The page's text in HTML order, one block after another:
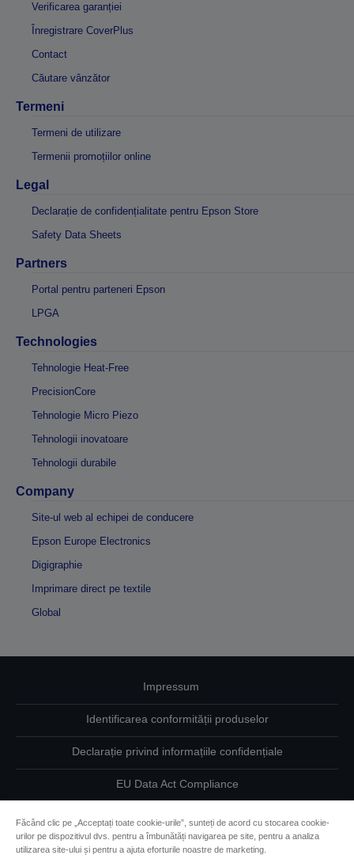
Verificarea garanției
Înregistrare CoverPlus
Contact
Căutare vânzător
Termeni
Termeni de utilizare
Termenii promoțiilor online
Legal
Declarație de confidențialitate pentru Epson Store
Safety Data Sheets
Partners
Portal pentru parteneri Epson
LPGA
Technologies
Tehnologie Heat-Free
PrecisionCore
Tehnologie Micro Piezo
Tehnologii inovatoare
Tehnologii durabile
Company
Site-ul web al echipei de conducere
Epson Europe Electronics
Digigraphie
Imprimare direct pe textile
Global
Impressum
Identificarea conformității produselor
Declarație privind informațiile confidențiale
EU Data Act Compliance
Informaţii despre modulele cookie
Făcând clic pe „Acceptați toate cookie-urile”, sunteți de acord cu stocarea cookie-
urilor pe dispozitivul dvs. pentru a îmbunătăți navigarea pe site, pentru a analiza
utilizarea site-ului și pentru a ajuta eforturile noastre de marketing.